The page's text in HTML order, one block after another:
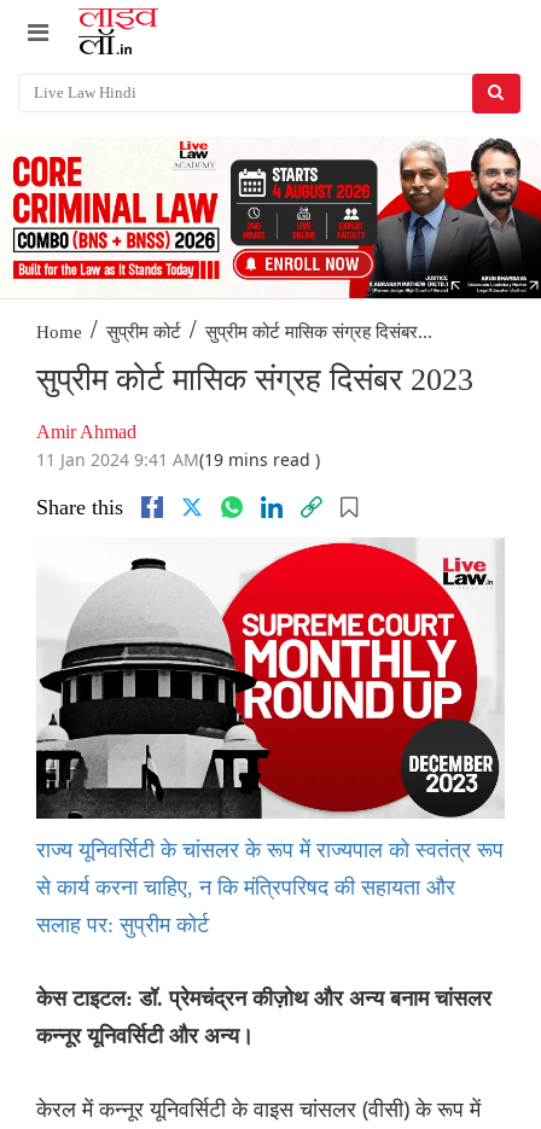
Home / सुप्रीम कोर्ट / सुप्रीम कोर्ट मासिक संग्रह दिसंबर...
सुप्रीम कोर्ट मासिक संग्रह दिसंबर 2023
Amir Ahmad
11 Jan 2024 9:41 AM(19 mins read )
Share this
राज्य यूनिवर्सिटी के चांसलर के रूप में राज्यपाल को स्वतंत्र रूप
से कार्य करना चाहिए, न कि मंत्रिपरिषद की सहायता और
सलाह पर: सुप्रीम कोर्ट
केस टाइटल: डॉ. प्रेमचंद्रन कीज़ोथ और अन्य बनाम चांसलर
कन्नूर यूनिवर्सिटी और अन्य।
केरल में कन्नूर यूनिवर्सिटी के वाइस चांसलर (वीसी) के रूप में